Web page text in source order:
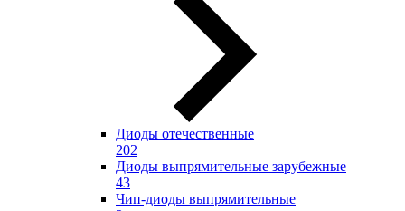
Диоды отечественные
202
Диоды выпрямительные зарубежные
43
Чип-диоды выпрямительные